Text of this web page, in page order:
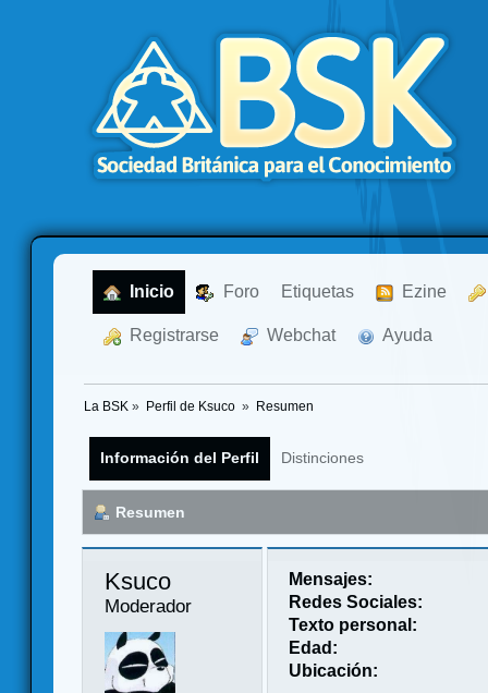
Inicio Foro Etiquetas Ezine
Registrarse Webchat Ayuda
La BSK » Perfil de Ksuco » Resumen
Información del Perfil Distinciones
Resumen
Ksuco
Moderador
Mensajes:
Redes Sociales:
Texto personal:
Edad:
Ubicación: